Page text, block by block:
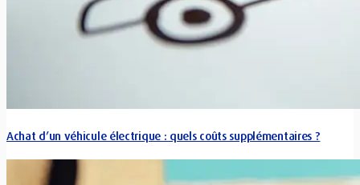
Achat d’un véhicule électrique : quels coûts supplémentaires ?